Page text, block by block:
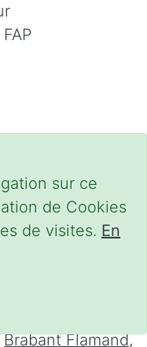
sur ce
de Cookies
de visites. En
FAP à
Brabant Flamand,